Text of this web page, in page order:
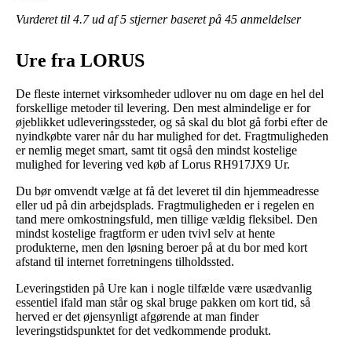
Vurderet til 4.7ud af 5 stjerner baseret på 45 anmeldelser
Ure fra LORUS
De fleste internet virksomheder udlover nu om dage en hel del
forskellige metoder til levering. Den mest almindelige er for
øjeblikket udleveringssteder, og så skal du blot gå forbi efter de
nyindkøbte varer når du har mulighed for det. Fragtmuligheden
er nemlig meget smart, samt tit også den mindst kostelige
mulighed for levering ved køb af Lorus RH917JX9 Ur.
Du bør omvendt vælge at få det leveret til din hjemmeadresse
eller ud på din arbejdsplads. Fragtmuligheden er i regelen en
tand mere omkostningsfuld, men tillige vældig fleksibel. Den
mindst kostelige fragtform er uden tvivl selv at hente
produkterne, men den løsning beroer på at du bor med kort
afstand til internet forretningens tilholdssted.
Leveringstiden på Ure kan i nogle tilfælde være usædvanlig
essentiel ifald man står og skal bruge pakken om kort tid, så
herved er det øjensynligt afgørende at man finder
leveringstidspunktet for det vedkommende produkt.